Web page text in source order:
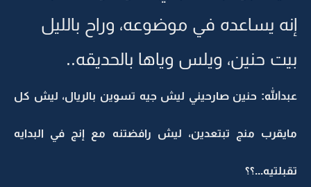
إنه يساعده في موضوعه، وراح بالليل
بيت حنين، ويلس وياها بالحديقه..
عبدالله: حنين صارحيني ليش جيه تسوين بالريال، ليش كل
مايقرب منج تبتعدين، ليش رافضتنه مع إنج في البدايه
تقبلتيه...؟؟